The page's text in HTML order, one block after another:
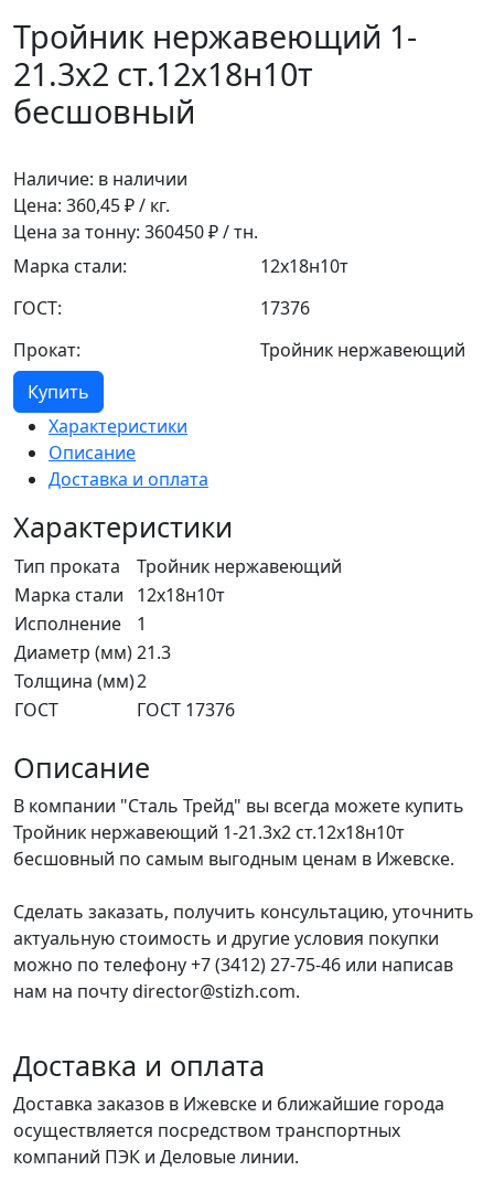
Тройник нержавеющий 1-
21.3x2 ст.12х18н10т
бесшовный
Наличие: в наличии
Цена: 360,45₽ / кг.
Цена за тонну: 360450₽ / тн.
Марка стали:
12х18н10т
ГОСТ:
17376
Прокат:
Тройник нержавеющий
Купить
Характеристики
Описание
Доставка и оплата
Характеристики
Тип проката
Тройник нержавеющий
Марка стали
12х18н10т
Исполнение
1
Диаметр (мм)21.3
Толщина (мм)2
ГОСТ
ГОСТ 17376
Описание
В компании "Сталь Трейд" вы всегда можете купить
Тройник нержавеющий 1-21.3x2 ст.12х18н10т
бесшовный по самым выгодным ценам в Ижевске.
Сделать заказать, получить консультацию, уточнить
актуальную стоимость и другие условия покупки
можно по телефону +7 (3412) 27-75-46 или написав
нам на почту director@stizh.com.
Доставка и оплата
Доставка заказов в Ижевске и ближайшие города
осуществляется посредством транспортных
компаний ПЭК и Деловые линии.